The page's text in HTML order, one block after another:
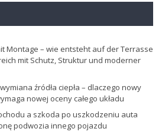
Montage – wie entsteht auf der Terrasse
mit Schutz, Struktur und moderner
źródła ciepła – dlaczego nowy
nowej oceny całego układu
a szkoda po uszkodzeniu auta
podwozia innego pojazdu